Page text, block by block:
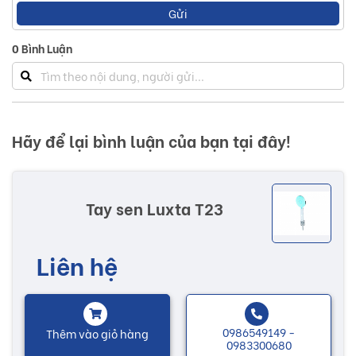
lượng cao, mẫu mã đẹp, tinh xảo và bền bỉ thời gian.
Cùng với sự đổi mới qua từng năm, Luxta hiện đang là
thương hiệu hàng đầu, đem đến cho khách hàng những sản
phẩm tay sen chất lượng cao, với đội ngũ kỹ sư giàu kinh
nghiệm không ngừng nghiên cứu thiết kế, sáng tạo. Các
sản phẩm đều đáp ứng được các nhu cầu thị hiếu của
Những sản phẩm của Luxta luôn đáp ứng kì vọng, giàu giá
trị truyền thống, nhằm nâng cao chất lượng cuộc sống, đáp
ứng được các mong muốn của khách hàng, gia tăng giá trị,
lợi ích cho người sử dụng sản phẩm.
Nhiều mẫu mã với các chức năng độc đáo sẽ có thêm
Gửi
0Bình Luận
Hãy để lại bình luận của bạn tại đây!
Tay sen Luxta T23
Liên hệ
Thêm vào giỏ hàng 0986549149 -
0983300680